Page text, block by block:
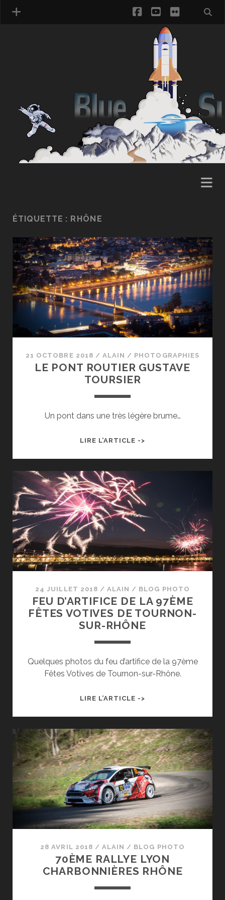
facebook
youtube
flickr
ÉTIQUETTE : RHÔNE
21 OCTOBRE 2018 / ALAIN / PHOTOGRAPHIES
LE PONT ROUTIER GUSTAVE
TOURSIER
Un pont dans une très légère brume…
LIRE L’ARTICLE ->
TOURSIER
24 JUILLET 2018 / ALAIN / BLOG PHOTO
FEU D’ARTIFICE DE LA 97ÈME
FÊTES VOTIVES DE TOURNON-
SUR-RHÔNE
Quelques photos du feu d’artifice de la 97ème
Fêtes Votives de Tournon-sur-Rhône.
LIRE L’ARTICLE ->
LA
97ÈME
FÊTES
VOTIVES
DE
TOURNON-
SUR-
RHÔNE
28 AVRIL 2018 / ALAIN / BLOG PHOTO
70ÈME RALLYE LYON
CHARBONNIÈRES RHÔNE